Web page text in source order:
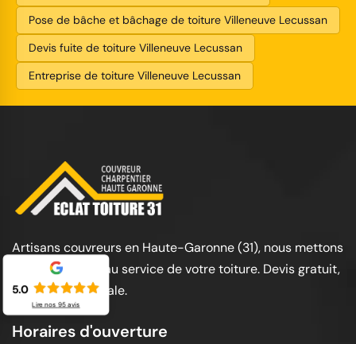
Pose de bâche et bâchage de toiture Villeneuve Lecussan
Devis fuite de toiture Villeneuve Lecussan
Entreprise de toiture Villeneuve Lecussan
Artisans couvreurs en Haute-Garonne (31), nous mettons
notre expertise au service de votre toiture. Devis gratuit,
garantie décennale.
Horaires d'ouverture
5.0
Lire nos 95avis